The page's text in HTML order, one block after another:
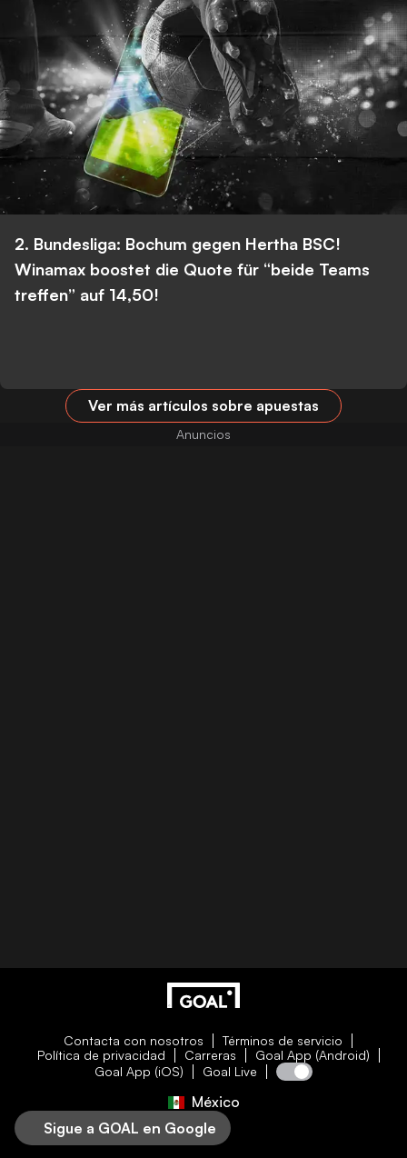
2. Bundesliga: Bochum gegen Hertha BSC!
Winamax boostet die Quote für “beide Teams
treffen” auf 14,50!
Ver más artículos sobre apuestas
Contacta con nosotros
Términos de servicio
Política de privacidad
Carreras
Goal App (Android)
Goal App (iOS)
Goal Live
México
Sigue a GOAL en Google